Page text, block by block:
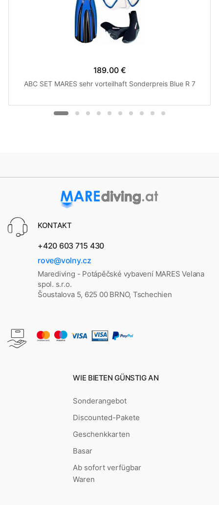
189.00 €
ABC SET MARES sehr vorteilhaft Sonderpreis Blue R 7
KONTAKT
+420 603 715 430
rove@volny.cz
Marediving - Potápěčské vybavení MARES Velana
spol. s.r.o.
Šoustalova 5, 625 00 BRNO, Tschechien
WIE BIETEN GÜNSTIG AN
Sonderangebot
Discounted-Pakete
Geschenkkarten
Basar
Ab sofort verfügbar
Waren